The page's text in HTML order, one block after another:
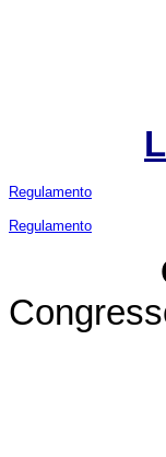
Regulamento
Regulamento
O